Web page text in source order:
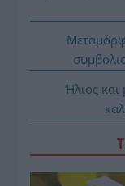
Ήλιος και